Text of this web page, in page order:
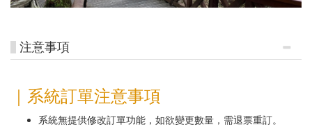
注意事項
｜系統訂單注意事項
系統無提供修改訂單功能，如欲變更數量，需退票重訂。